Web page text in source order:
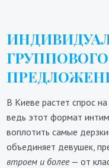
В Киеве растет спрос на
ведь этот формат
воплотить самые
объединяет девушек,
втроем и более— от